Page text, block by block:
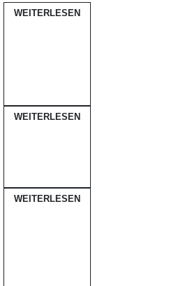
WEITERLESEN
WEITERLESEN
WEITERLESEN